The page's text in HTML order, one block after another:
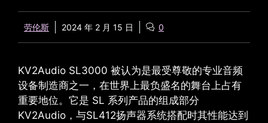
劳伦斯 2024 年 2 月 15 日 0
KV2Audio SL3000 被认为是最受尊敬的专业音频
设备制造商之一，在世界上最负盛名的舞台上占有
重要地位。它是 SL 系列产品的组成部分
KV2Audio ，与SL412扬声器系统搭配时其性能达到